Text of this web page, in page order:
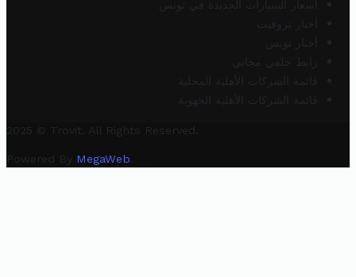
أسعار السيارات الجديدة في تونس
أخبار تروفيت
أخبار تونس
رابط خلفي مجاني
قائمة الشركات الأهلية المحلية
قائمة الشركات الأهلية الجهوية
2025 © Trovit. All Rights Reserved.
Powered By MegaWeb